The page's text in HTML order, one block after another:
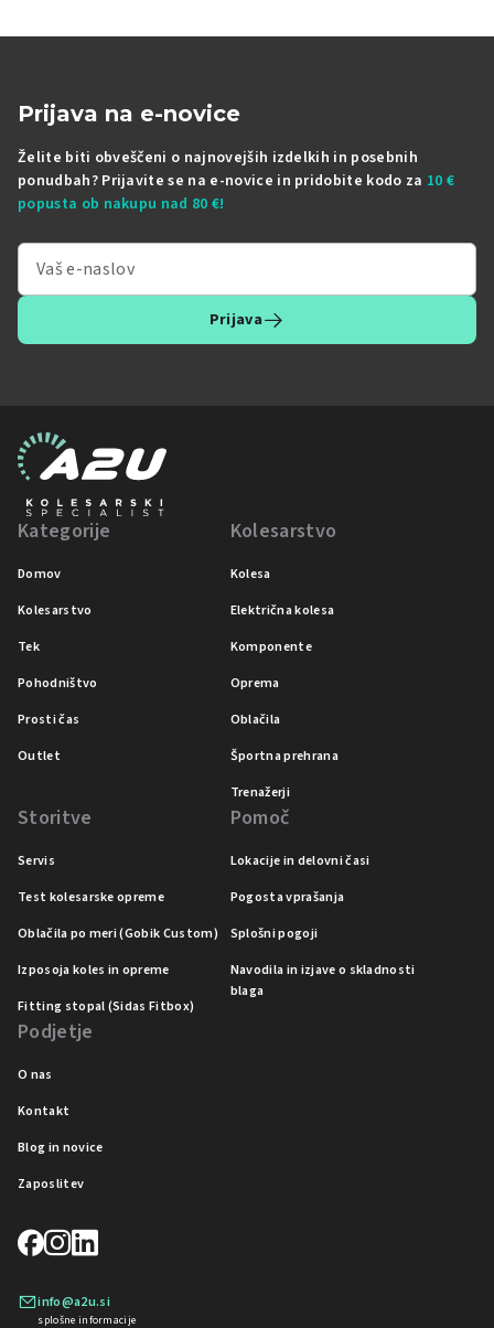
Prijava na e-novice
Želite biti obveščeni o najnovejših izdelkih in posebnih
ponudbah? Prijavite se na e-novice in pridobite kodo za 10 €
popusta ob nakupu nad 80 €!
Prijava
Kategorije
Domov
Kolesarstvo
Tek
Pohodništvo
Prosti čas
Outlet
Kolesarstvo
Kolesa
Električna kolesa
Komponente
Oprema
Oblačila
Športna prehrana
Trenažerji
Storitve
Servis
Test kolesarske opreme
Oblačila po meri (Gobik Custom)
Izposoja koles in opreme
Fitting stopal (Sidas Fitbox)
Pomoč
Lokacije in delovni časi
Pogosta vprašanja
Splošni pogoji
Navodila in izjave o skladnosti
blaga
Podjetje
O nas
Kontakt
Blog in novice
Zaposlitev
info@a2u.si
splošne informacije